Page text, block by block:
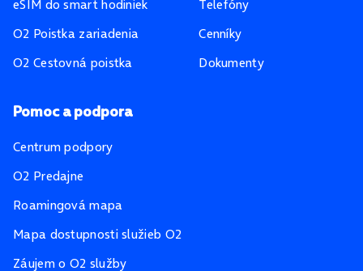
eSIM do smart hodiniek
O2 Poistka zariadenia
O2 Cestovná poistka
Telefóny
Cenníky
Dokumenty
Pomoc a podpora
Centrum podpory
O2 Predajne
Roamingová mapa
Mapa dostupnosti služieb O2
Záujem o O2 služby